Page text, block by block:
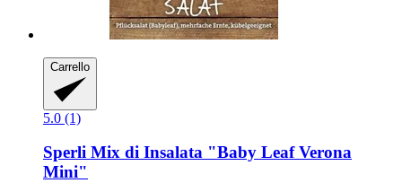
Carrello
5.0 (1)
Sperli Mix di Insalata "Baby Leaf Verona
Mini"